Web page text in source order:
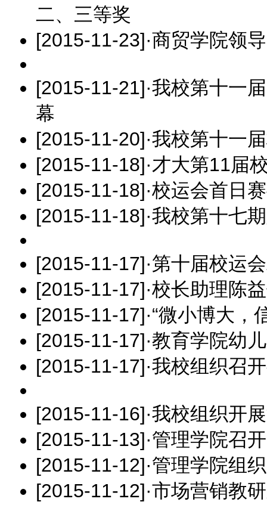
二、三等奖
[2015-11-23]·商贸学院领
[2015-11-21]·我校第十一
幕
[2015-11-20]·我校第十一
[2015-11-18]·才大第11届
[2015-11-18]·校运会首日
[2015-11-18]·我校第十七
[2015-11-17]·第十届校运
[2015-11-17]·校长助理陈
[2015-11-17]·“微小博大，
[2015-11-17]·教育学院幼
[2015-11-17]·我校组织召
[2015-11-16]·我校组织开
[2015-11-13]·管理学院召
[2015-11-12]·管理学院组
[2015-11-12]·市场营销教